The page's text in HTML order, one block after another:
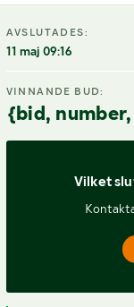
AVSLUTADES:
11 maj 09:16
VINNANDE BUD:
{bid,
Vilket